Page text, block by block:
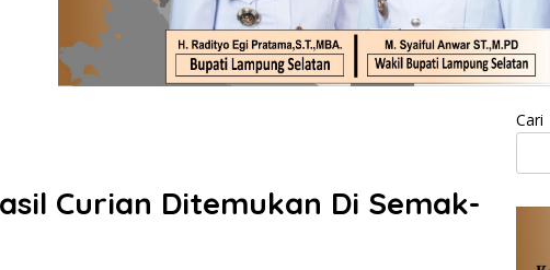
Curian Ditemukan Di Semak-
Cari